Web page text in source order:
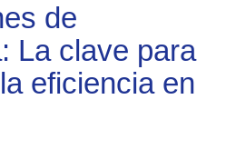
de
La clave para
eficiencia en